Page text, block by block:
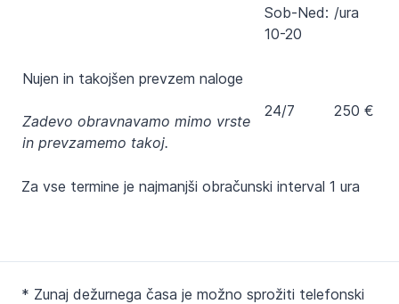
Sob-Ned:
10-20
/ura
Nujen in takojšen prevzem naloge
Zadevo obravnavamo mimo vrste
in prevzamemo takoj.
24/7 250 €
Za vse termine je najmanjši obračunski interval 1 ura
* Zunaj dežurnega časa je možno sprožiti telefonski